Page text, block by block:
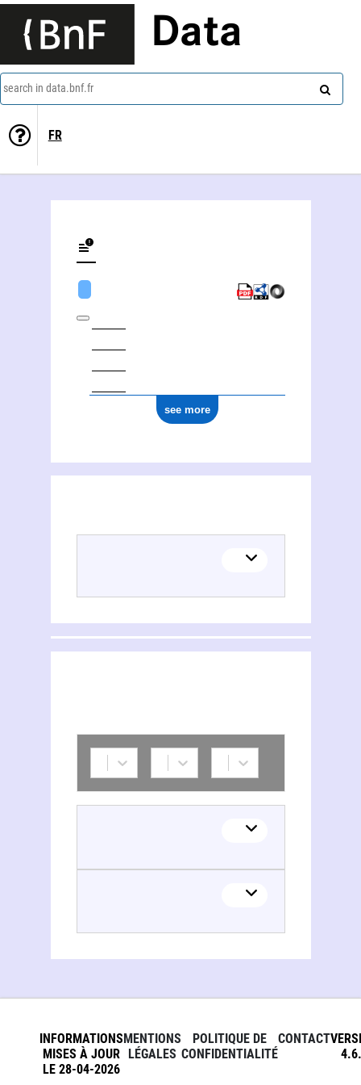
Data
search in data.bnf.fr
FR
see more
INFORMATIONS
MISES À JOUR
LE 28-04-2026
MENTIONS
LÉGALES
POLITIQUE DE
CONFIDENTIALITÉ
CONTACT